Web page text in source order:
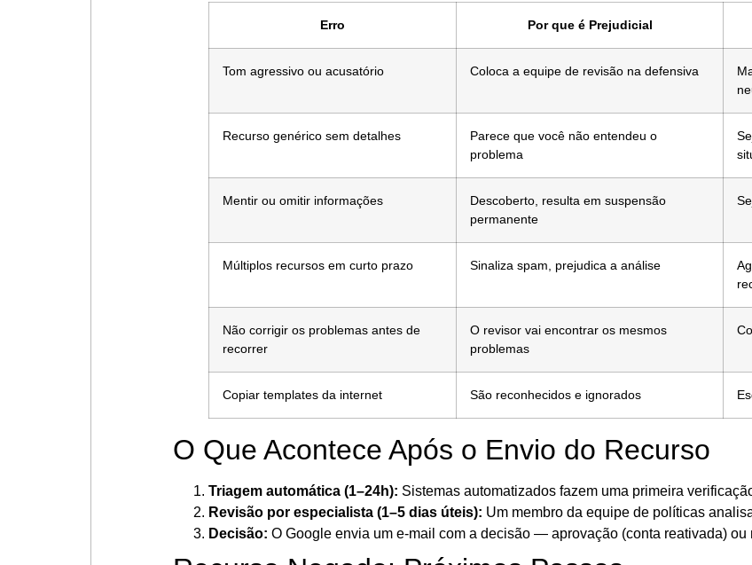
Erro Por que é Prejudicial
Tom agressivo ou acusatório Coloca a equipe de revisão na defensiva
Recurso genérico sem detalhes
Parece que você não entendeu o
problema
Mentir ou omitir informações
Descoberto, resulta em suspensão
permanente
Múltiplos recursos em curto prazo Sinaliza spam, prejudica a análise
Não corrigir os problemas antes de
recorrer
O revisor vai encontrar os mesmos
problemas
Copiar templates da internet São reconhecidos e ignorados
O Que Acontece Após o Envio do Recurso
Triagem automática (1–24h): Sistemas automatizados fazem uma primeira
Revisão por especialista (1–5 dias úteis): Um membro da equipe de políticas
Decisão: O Google envia um e-mail com a decisão — aprovação (conta reativada) ou